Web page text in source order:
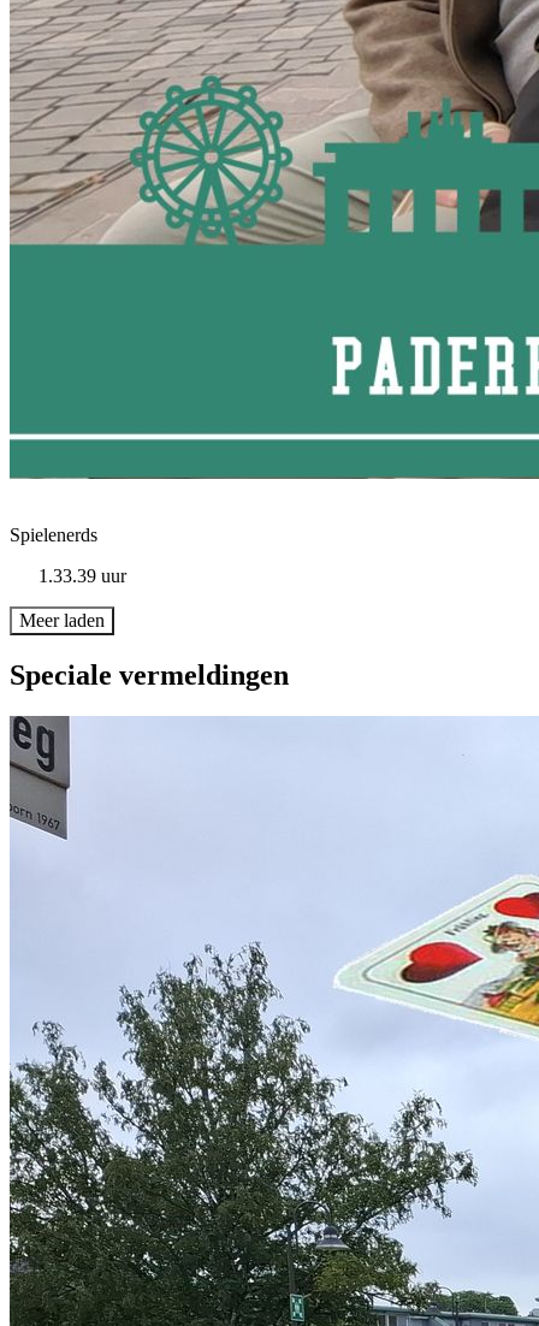
Spielenerds
1.33.39 uur
Meer laden
Speciale vermeldingen